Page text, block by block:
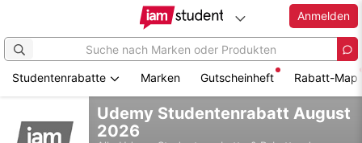
Hauptinhalt
springen
Anmelden
Studentenrabatte Marken Gutscheinheft Rabatt-Map
Udemy Studentenrabatt August
2026